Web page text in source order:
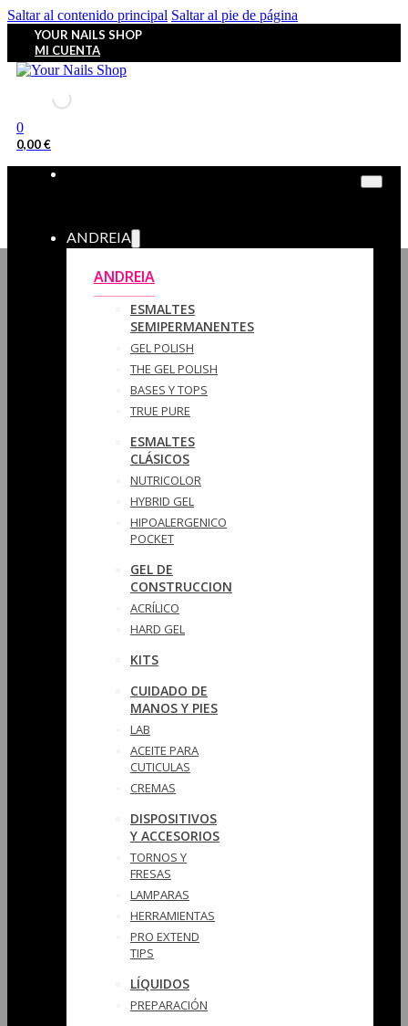
Saltar al contenido principal Saltar al pie de página
YOUR NAILS SHOP
MI CUENTA
0
0,00€
ANDREIA
ANDREIA
ESMALTES
SEMIPERMANENTES
GEL POLISH
THE GEL POLISH
BASES Y‎ TOPS
TRUE PURE
ESMALTES
CLÁSICOS
NUTRICOLOR
HYBRID GEL
HIPOALERGENICO
POCKET
GEL DE
CONSTRUCCION
ACRÍLICO
HARD GEL
KITS
CUIDADO DE
MANOS Y PIES
LAB
ACEITE PARA
CUTICULAS
CREMAS
DISPOSITIVOS
Y ACCESORIOS
TORNOS Y
FRESAS
LAMPARAS
HERRAMIENTAS
PRO EXTEND
TIPS
LÍQUIDOS
PREPARACIÓN